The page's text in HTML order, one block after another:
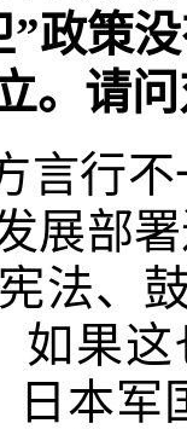
”政策
。请
言行
展部
法、
如果
日本